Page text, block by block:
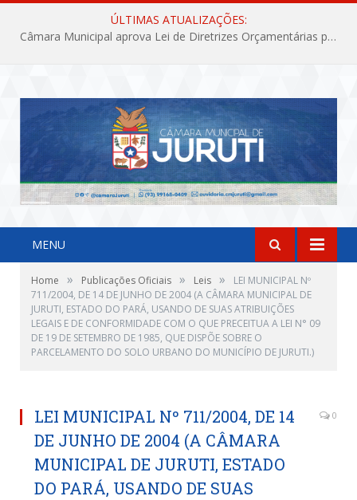
ÚLTIMAS ATUALIZAÇÕES:
Câmara Municipal aprova Lei de Diretrizes Orçamentárias para o exercício financeiro de 2027
MENU
Home » Publicações Oficiais » Leis »
LEI MUNICIPAL Nº
711/2004, DE 14 DE JUNHO DE 2004 (A CÂMARA MUNICIPAL DE
JURUTI, ESTADO DO PARÁ, USANDO DE SUAS ATRIBUIÇÕES
LEGAIS E DE CONFORMIDADE COM O QUE PRECEITUA A LEI N° 09
DE 19 DE SETEMBRO DE 1985, QUE DISPÕE SOBRE O
PARCELAMENTO DO SOLO URBANO DO MUNICÍPIO DE JURUTI.)
LEI MUNICIPAL Nº 711/2004, DE 14
DE JUNHO DE 2004 (A CÂMARA
MUNICIPAL DE JURUTI, ESTADO
DO PARÁ, USANDO DE SUAS
0